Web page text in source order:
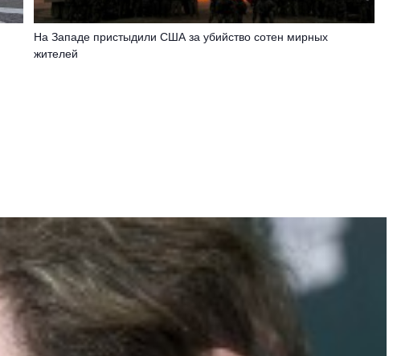
На Западе пристыдили США за убийство сотен мирных
жителей